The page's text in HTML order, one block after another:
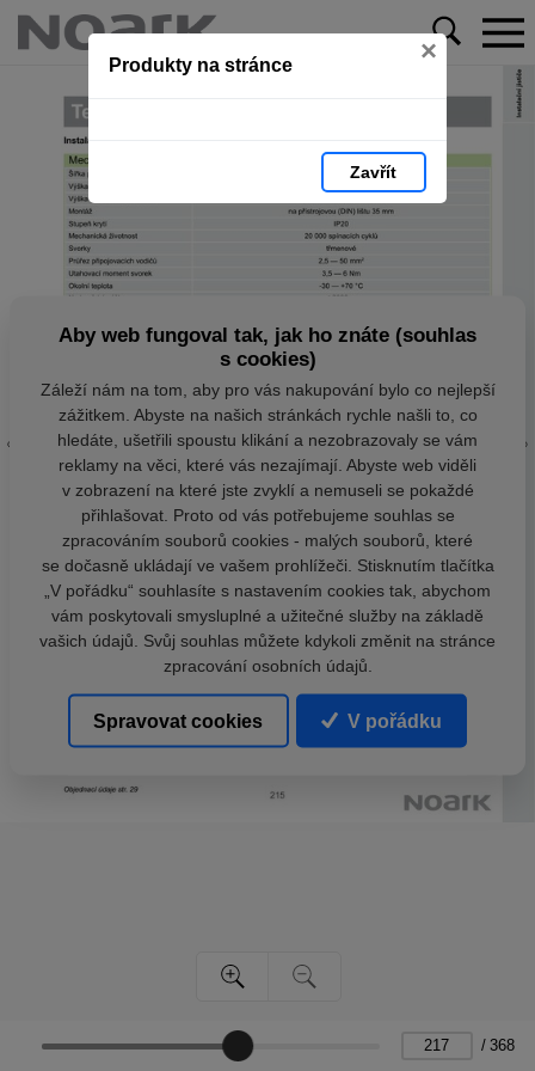
Produkty na stránce ×
Zavřít
/ 368
Aby web fungoval tak, jak ho znáte (souhlas
s cookies)
Záleží nám na tom, aby pro vás nakupování bylo co nejlepší
zážitkem. Abyste na našich stránkách rychle našli to, co
hledáte, ušetřili spoustu klikání a nezobrazovaly se vám
reklamy na věci, které vás nezajímají. Abyste web viděli
v zobrazení na které jste zvyklí a nemuseli se pokaždé
přihlašovat. Proto od vás potřebujeme souhlas se
zpracováním souborů cookies - malých souborů, které
se dočasně ukládají ve vašem prohlížeči. Stisknutím tlačítka
„V pořádku“ souhlasíte s nastavením cookies tak, abychom
vám poskytovali smysluplné a užitečné služby na základě
vašich údajů. Svůj souhlas můžete kdykoli změnit na stránce
zpracování osobních údajů.
Spravovat cookies V pořádku